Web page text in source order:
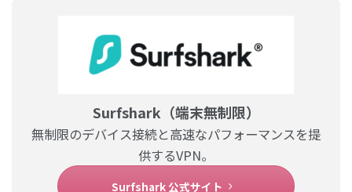
Surfshark（端末無制限）
無制限のデバイス接続と高速なパフォーマンスを提
供するVPN。
Surfshark 公式サイト